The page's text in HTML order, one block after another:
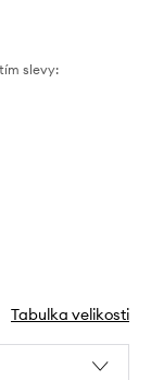
slevy:
Tabulka velikosti